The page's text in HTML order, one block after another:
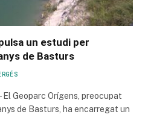
un estudi per
de Basturs
Geoparc Orígens, preocupat
de Basturs, ha encarregat un